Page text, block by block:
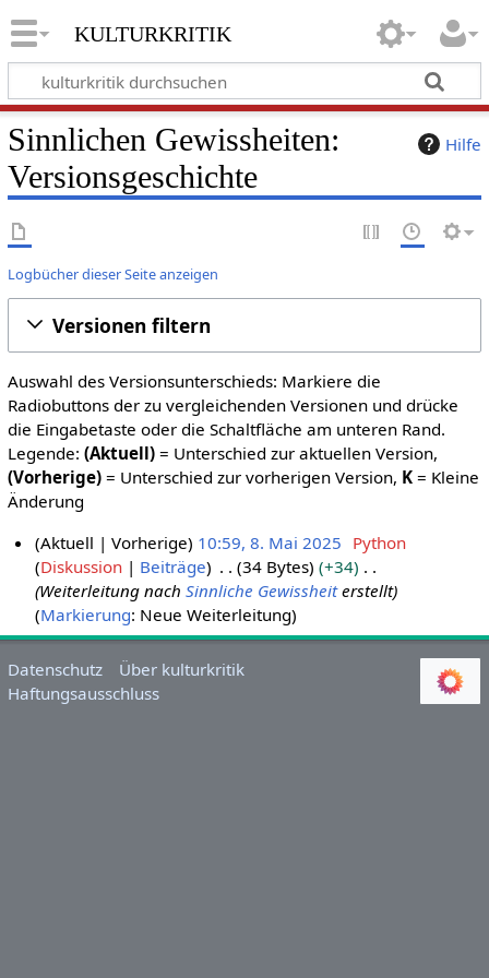
kulturkritik
Hilfe
Sinnlichen Gewissheiten:
Versionsgeschichte
Logbücher dieser Seite anzeigen
Versionen filtern
Auswahl des Versionsunterschieds: Markiere die
Radiobuttons der zu vergleichenden Versionen und drücke
die Eingabetaste oder die Schaltfläche am unteren Rand.
Legende: (Aktuell)= Unterschied zur aktuellen Version,
(Vorherige)= Unterschied zur vorherigen Version, K= Kleine
Änderung
a
i
2
Aktuell Vorherige 10:59, 8. Mai 2025 Python
Diskussion
Beiträge 34 Bytes
+34
Weiterleitung nachSinnliche Gewissheiterstellt
Markierung: Neue Weiterleitung
Datenschutz
Über kulturkritik
Haftungsausschluss